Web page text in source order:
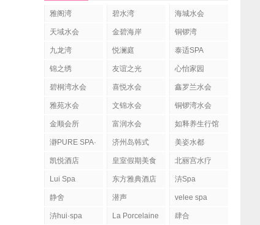
雅阁湾 碧水湾 海城水会
天域水会 金碧海岸 铜锣湾
九龙湾
悦澜庭
SPA
泰适SPA
锦之绣 友谊之光 心怡家园
碧桐湾水会 喜悦水会 鑫罗兰水会
雅苑水会 文锦水会 铜锣湾水会
金顺会所 富润水会 如释养生行馆
瀞PURE SPA·
济州岛韩式
美姿水都
凯悦酒店
皇室假期美食
北丽宫水疗
Lui Spa
东方雅典酒店
泋Spa
静舍 潜声 velee spa
泋hui·spa
La Porcelaine
肆合